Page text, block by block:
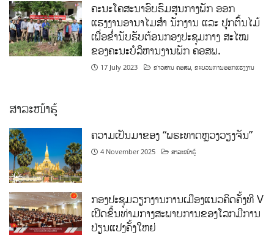
ຄະນະໂຄສະນາອົບຮົມສູນກາງພັກ ອອກ
ແຮງງານອານາໄມສໍາ ນັກງານ ແລະ ປູກຕົ້ນໄມ້
ເພື່ອຂໍ່ານັບຮັບຕ້ອນກອງປະຊຸມກາງ ສະໄໝ
ຂອງຄະນະບໍລິຫານງານພັກ ຄອສພ.
17 July 2023 ຂ່າວສານ ຄອສພ,ຂະບວນການອອກແຮງງານ
ສາລະໜ້າຮູ້
ຄວາມເປັນມາຂອງ “ພຣະທາດຫຼວງວຽງຈັນ”
4 November 2025 ສາລະໜ້າຮູ້
ກອງປະຊຸມວຽກງານການເມືອງແນວຄິດຄັ້ງທີ V
ເປີດຂຶ້ນທ່າມກາງສະພາບການຂອງໂລກມີການ
ປ່ຽນແປງຄັ້ງໃຫຍ່